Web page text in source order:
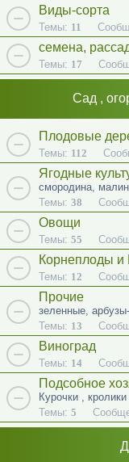
Виды-сорта
Темы: 11
семена,
Темы: 17
Сад ,
Плодовые
Темы: 112
Ягодные
смородина,
Темы: 38
Овощи
Темы: 55
Корнеплоды и
Темы: 12
Прочие
зеленные,
Темы: 13
Виноград
Темы: 14
Подсобное
Курочки ,
Темы: 5